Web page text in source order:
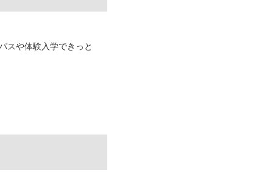
スや体験入学できっと